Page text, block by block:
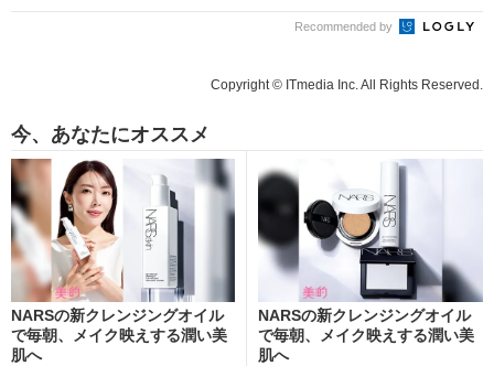
Recommended by
Copyright © ITmedia Inc. All Rights Reserved.
今、あなたにオススメ
NARSの新クレンジングオイル
で毎朝、メイク映えする潤い美
肌へ
NARSの新クレンジングオイル
で毎朝、メイク映えする潤い美
肌へ